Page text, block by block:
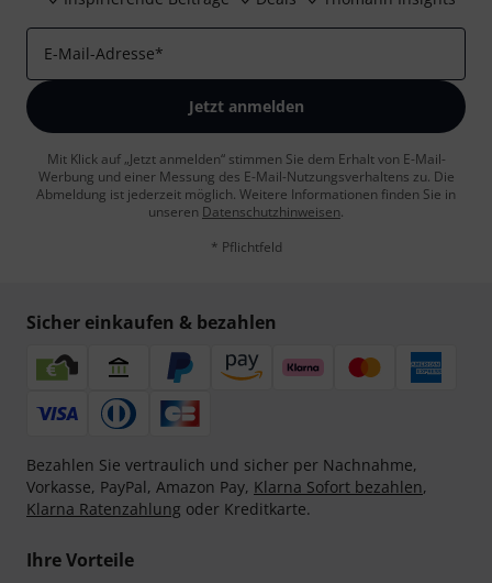
E-Mail-Adresse*
Jetzt anmelden
Mit Klick auf „Jetzt anmelden“ stimmen Sie dem Erhalt von E-Mail-
Werbung und einer Messung des E-Mail-Nutzungsverhaltens zu. Die
Abmeldung ist jederzeit möglich. Weitere Informationen finden Sie in
unseren Datenschutzhinweisen.
* Pflichtfeld
Sicher einkaufen & bezahlen
Bezahlen Sie vertraulich und sicher per Nachnahme,
Vorkasse, PayPal, Amazon Pay, Klarna Sofort bezahlen,
Klarna Ratenzahlung oder Kreditkarte.
Ihre Vorteile